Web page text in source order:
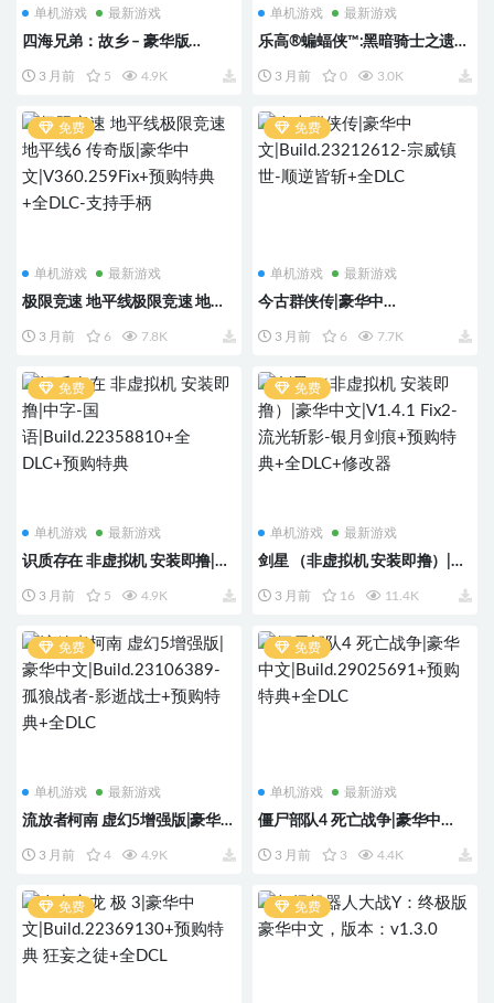
单机游戏 最新游戏
四海兄弟：故乡 – 豪华版
Deluxe Edition）全DLC
3 月前 5 4.9K
单机游戏 最新游戏
乐高®蝙蝠侠™:黑暗骑士之遗
文|Build.23222834+预购特典:
DLC
3 月前 0 3.0K
免费
单机游戏 最新游戏
极限竞速 地平线极限竞速 地平
文|V360.259Fix+预购特典+全
3 月前 6 7.8K
免费
单机游戏 最新游戏
今古群侠传|豪华中
逆皆斩+全DLC
3 月前 6 7.7K
免费
单机游戏 最新游戏
识质存在 非虚拟机 安装即撸|中
DLC+预购特典
3 月前 5 4.9K
免费
单机游戏 最新游戏
剑星 （非虚拟机 安装即撸）|豪
月剑痕+预购特典+全DLC+修改
3 月前 16 11.4K
免费
单机游戏 最新游戏
流放者柯南 虚幻5增强版|豪华中
逝战士+预购特典+全DLC
3 月前 4 4.9K
免费
单机游戏 最新游戏
僵尸部队4 死亡战争|豪华中
+全DLC
3 月前 3 4.4K
免费 免费